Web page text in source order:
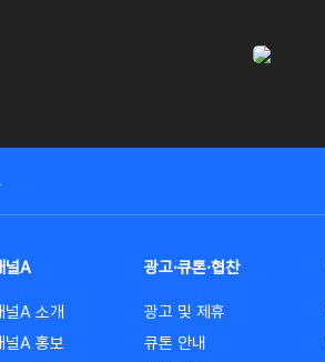
널A
널A 소개
널A 홍보
광고·큐톤·협찬
광고 및 제휴
큐톤 안내